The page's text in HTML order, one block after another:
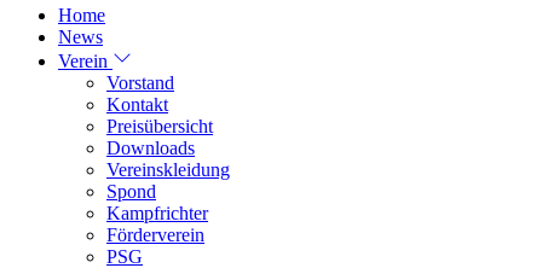
Home
News
Verein
Vorstand
Kontakt
Preisübersicht
Downloads
Vereinskleidung
Spond
Kampfrichter
Förderverein
PSG